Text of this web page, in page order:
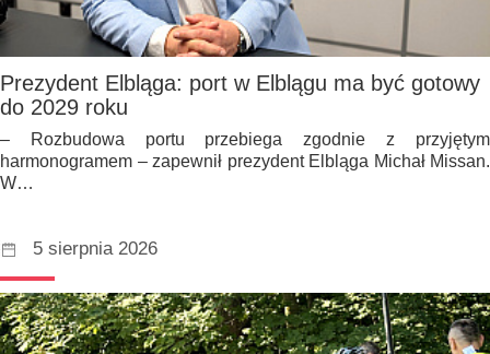
Prezydent Elbląga: port w Elblągu ma być gotowy
do 2029 roku
– Rozbudowa portu przebiega zgodnie z przyjętym
harmonogramem – zapewnił prezydent Elbląga Michał Missan.
W…
5 sierpnia 2026